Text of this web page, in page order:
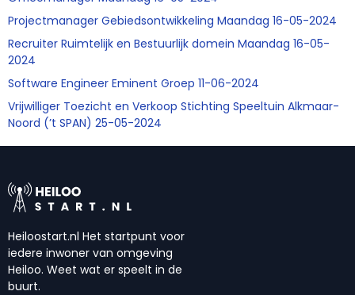
Projectmanager Gebiedsontwikkeling Maandag 16-05-2024
Recruiter Ruimtelijk en Bestuurlijk domein Maandag 16-05-
2024
Software Engineer Eminent Groep 11-06-2024
Vrijwilliger Toezicht en Verkoop Stichting Speeltuin Alkmaar-
Noord (’t SPAN) 25-05-2024
Heiloostart.nl Het startpunt voor
iedere inwoner van omgeving
Heiloo. Weet wat er speelt in de
buurt.